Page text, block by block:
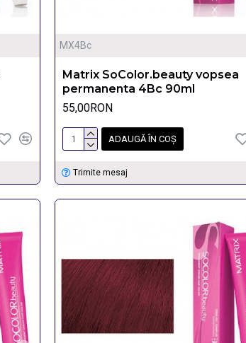
MX4Bc
Matrix SoColor.beauty vopsea
permanenta 4Bc 90ml
55,00RON
ADAUGĂ ÎN COŞ
Trimite mesaj